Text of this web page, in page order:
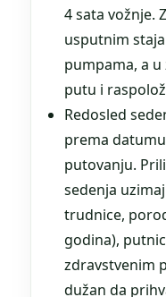
4 sata vožnje.
usputnim
pumpama, a
putu i
Redosled
prema
putovanju.
sedenja
trudnice,
godina),
zdravstvenim
dužan da